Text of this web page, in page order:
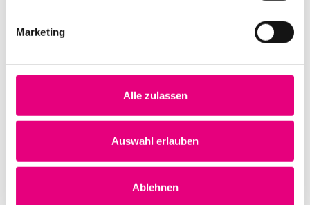
Marketing
Alle zulassen
Auswahl erlauben
Ablehnen
“Jazz isn't dead. It just smells funny.”
Unsere Unternehmenskultur